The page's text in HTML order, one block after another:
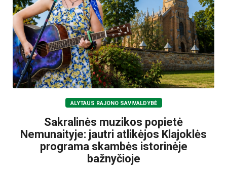
ALYTAUS RAJONO SAVIVALDYBĖ
Sakralinės muzikos popietė
Nemunaityje: jautri atlikėjos Klajoklės
programa skambės istorinėje
bažnyčioje